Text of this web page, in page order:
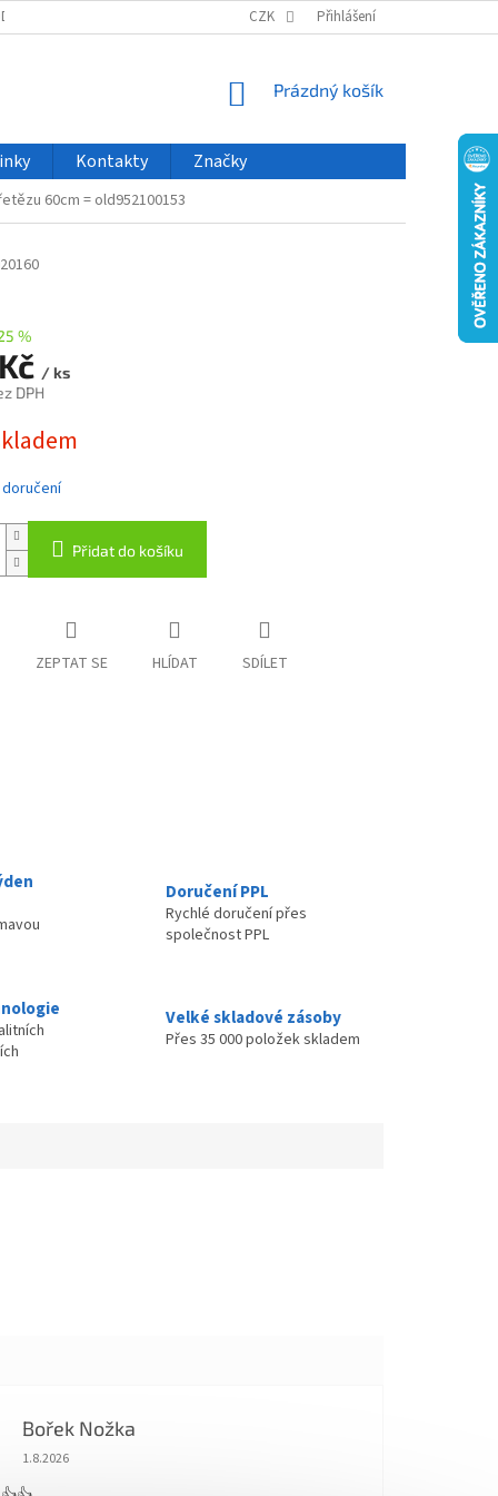
VELKOOBCHOD ČASTO KLADENÉ DOTAZY
CZK Přihlášení
NÁKUPNÍ
Prázdný košík
Kontakty Značky
60cm = old952100153
%
/ ks
DPH
Přidat do košíku
ZEPTAT SE HLÍDAT SDÍLET
Doručení PPL
Rychlé doručení přes
společnost PPL
Velké skladové zásoby
Přes 35 000 položek skladem
Bořek Nožka
Hodnocení obchodu je 5 z 5 hvězdiček.
1.8.2026